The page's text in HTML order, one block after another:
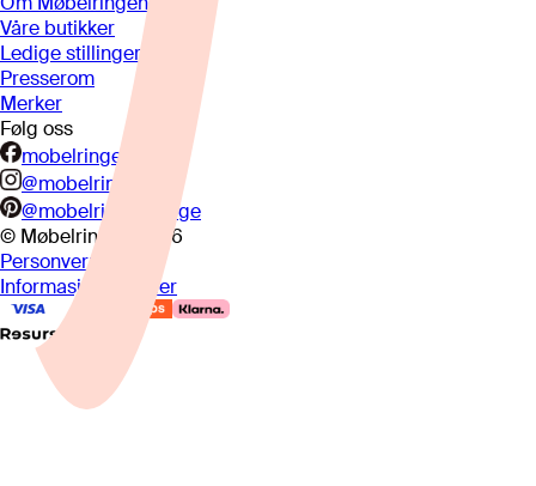
Våre butikker
Ledige stillinger
Presserom
Merker
Følg oss
mobelringen.no
@mobelringen
@mobelringennorge
© Møbelringen
2026
Personvern
Informasjonskapsler